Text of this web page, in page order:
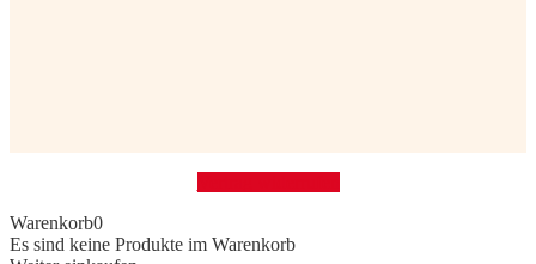
Warenkorb0
Es sind keine Produkte im Warenkorb